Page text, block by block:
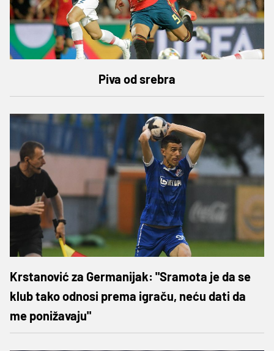
Piva od srebra
Krstanović za Germanijak: "Sramota je da se
klub tako odnosi prema igraču, neću dati da
me ponižavaju"